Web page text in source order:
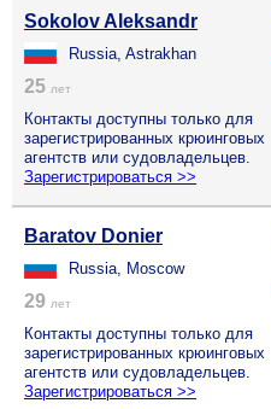
Sokolov Aleksandr
Russia, Astrakhan
25 лет
Контакты доступны только для
зарегистрированных крюинговых
агентств или судовладельцев.
Зарегистрироваться >>
Baratov Donier
Russia, Moscow
29 лет
Контакты доступны только для
зарегистрированных крюинговых
агентств или судовладельцев.
Зарегистрироваться >>